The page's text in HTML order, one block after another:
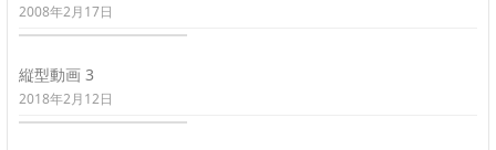
2008年2月17日
縦型動画 3
2018年2月12日